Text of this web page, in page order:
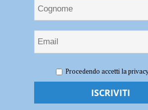
Bertolini (FdI): “Bene l’area, ma si deve
Nuovo ospedale, Bertolini
Procedendo accetti la